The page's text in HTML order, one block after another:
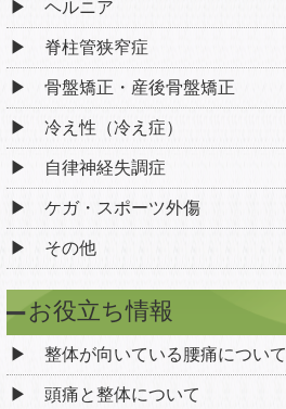
ヘルニア
脊柱管狭窄症
骨盤矯正・産後骨盤矯正
冷え性（冷え症）
自律神経失調症
ケガ・スポーツ外傷
その他
お役立ち情報
整体が向いている腰痛について
頭痛と整体について